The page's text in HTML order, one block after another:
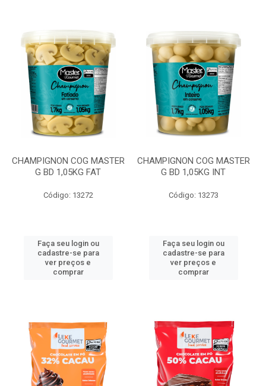
CHAMPIGNON COG MASTER
G BD 1,05KG FAT
Código: 13272
Faça seu login ou
cadastre-se para
ver preços e
comprar
CHAMPIGNON COG MASTER
G BD 1,05KG INT
Código: 13273
Faça seu login ou
cadastre-se para
ver preços e
comprar